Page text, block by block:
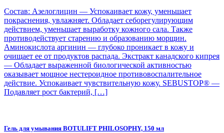
Состав: Азелоглицин — Успокаивает кожу, уменьшает
покраснения, увлажняет. Обладает себорегулирующим
действием, уменьшает выработку кожного сала. Также
противодействует старению и образованию морщин.
Аминокислота аргинин — глубоко проникает в кожу и
очищает ее от продуктов распада. Экстракт канадского кипрея
— Обладает выраженной биологической активностью
оказывает мощное нестероидное противовоспалительное
действие. Успокаивает чувствительную кожу. SEBUSTOP® —
Подавляет рост бактерий, […]
Гель для умывания BOTULIFT PHILOSOPHY, 150 мл